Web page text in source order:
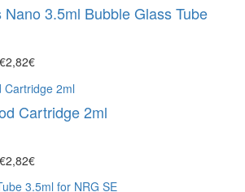
3.5ml Bubble Glass Tube
Cartridge 2ml